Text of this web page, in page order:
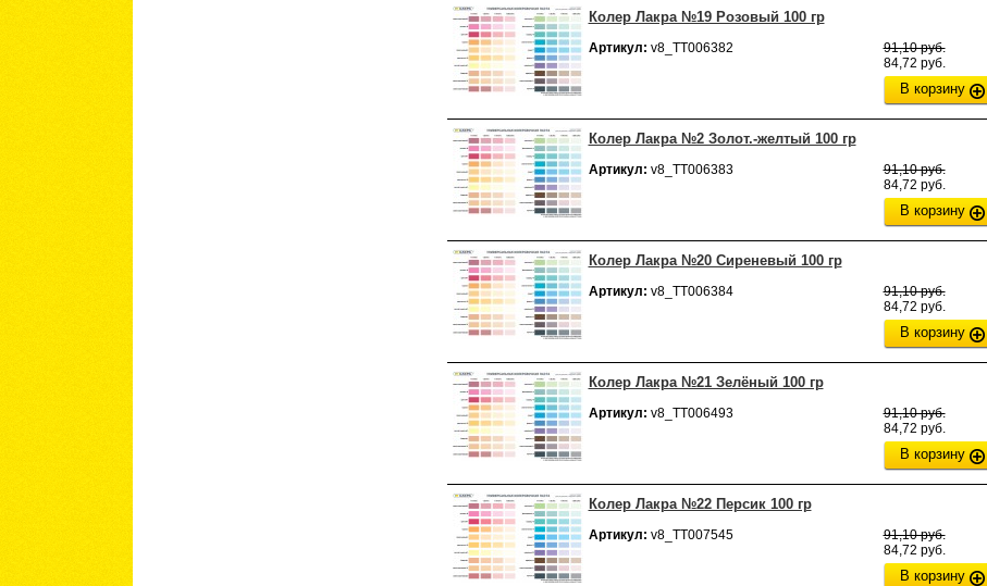
Колер Лакра №19 Розовый 100 гр
Артикул: v8_ТТ006382
91,10 руб.
84,72 руб.
В корзину
Колер Лакра №2 Золот.-желтый 100 гр
Артикул: v8_ТТ006383
91,10 руб.
84,72 руб.
В корзину
Колер Лакра №20 Сиреневый 100 гр
Артикул: v8_ТТ006384
91,10 руб.
84,72 руб.
В корзину
Колер Лакра №21 Зелёный 100 гр
Артикул: v8_ТТ006493
91,10 руб.
84,72 руб.
В корзину
Колер Лакра №22 Персик 100 гр
Артикул: v8_ТТ007545
91,10 руб.
84,72 руб.
В корзину